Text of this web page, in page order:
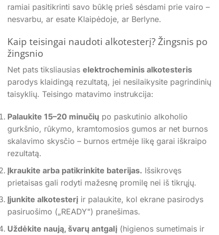
ramiai pasitikrinti savo būklę prieš sėsdami prie vairo –
nesvarbu, ar esate Klaipėdoje, ar Berlyne.
Kaip teisingai naudoti alkotesterį? Žingsnis po
žingsnio
Net pats tiksliausias elektrocheminis alkotesteris
parodys klaidingą rezultatą, jei nesilaikysite pagrindinių
taisyklių. Teisingo matavimo instrukcija:
Palaukite 15–20 minučių po paskutinio alkoholio
gurkšnio, rūkymo, kramtomosios gumos ar net burnos
skalavimo skysčio – burnos ertmėje likę garai iškraipo
rezultatą.
Įkraukite arba patikrinkite baterijas. Išsikrovęs
prietaisas gali rodyti mažesnę promilę nei iš tikrųjų.
Įjunkite alkotesterį ir palaukite, kol ekrane pasirodys
pasiruošimo („READY") pranešimas.
Uždėkite naują, švarų antgalį (higienos sumetimais ir